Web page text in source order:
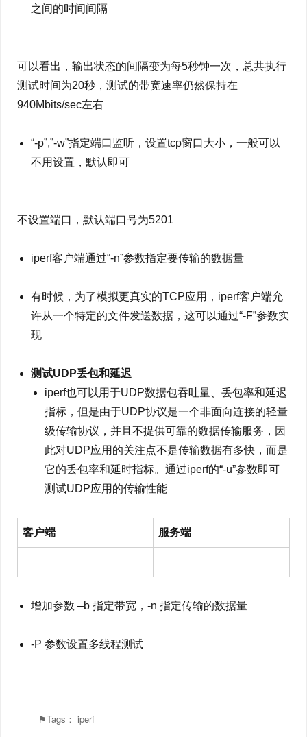
之间的时间间隔
可以看出，输出状态的间隔变为每5秒钟一次，总共执行
测试时间为20秒，测试的带宽速率仍然保持在
940Mbits/sec左右
“-p”,”-w”指定端口监听，设置tcp窗口大小，一般可以
不用设置，默认即可
不设置端口，默认端口号为5201
iperf客户端通过“-n”参数指定要传输的数据量
有时候，为了模拟更真实的TCP应用，iperf客户端允
许从一个特定的文件发送数据，这可以通过“-F”参数实
现
测试UDP丢包和延迟
iperf也可以用于UDP数据包吞吐量、丢包率和延迟
指标，但是由于UDP协议是一个非面向连接的轻量
级传输协议，并且不提供可靠的数据传输服务，因
此对UDP应用的关注点不是传输数据有多快，而是
它的丢包率和延时指标。通过iperf的“-u”参数即可
测试UDP应用的传输性能
客户端 服务端
增加参数 –b 指定带宽，-n 指定传输的数据量
-P 参数设置多线程测试
⚑Tags： iperf